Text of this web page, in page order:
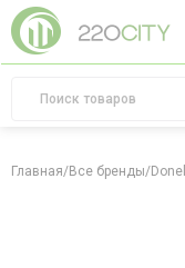
Главная/Все бренды/Donel